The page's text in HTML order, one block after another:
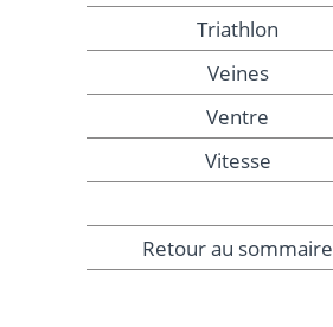
Triathlon
Veines
Ventre
Vitesse
Retour au sommaire